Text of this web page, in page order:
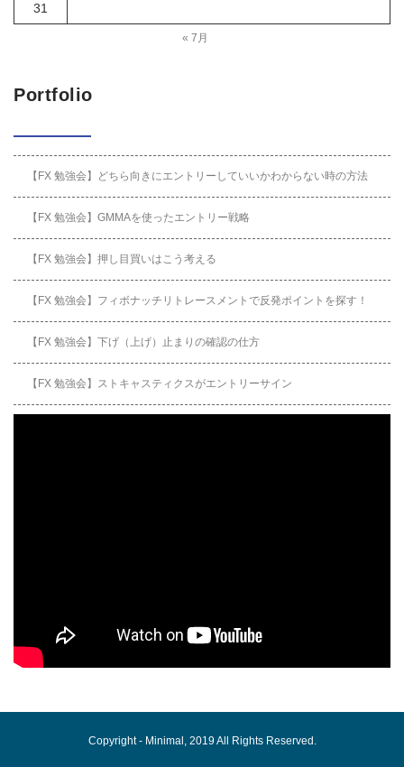
31
« 7月
Portfolio
【FX 勉強会】どちら向きにエントリーしていいかわからない時の方法
【FX 勉強会】GMMAを使ったエントリー戦略
【FX 勉強会】押し目買いはこう考える
【FX 勉強会】フィボナッチリトレースメントで反発ポイントを探す！
【FX 勉強会】下げ（上げ）止まりの確認の仕方
【FX 勉強会】ストキャスティクスがエントリーサイン
Copyright - Minimal , 2019 All Rights Reserved.